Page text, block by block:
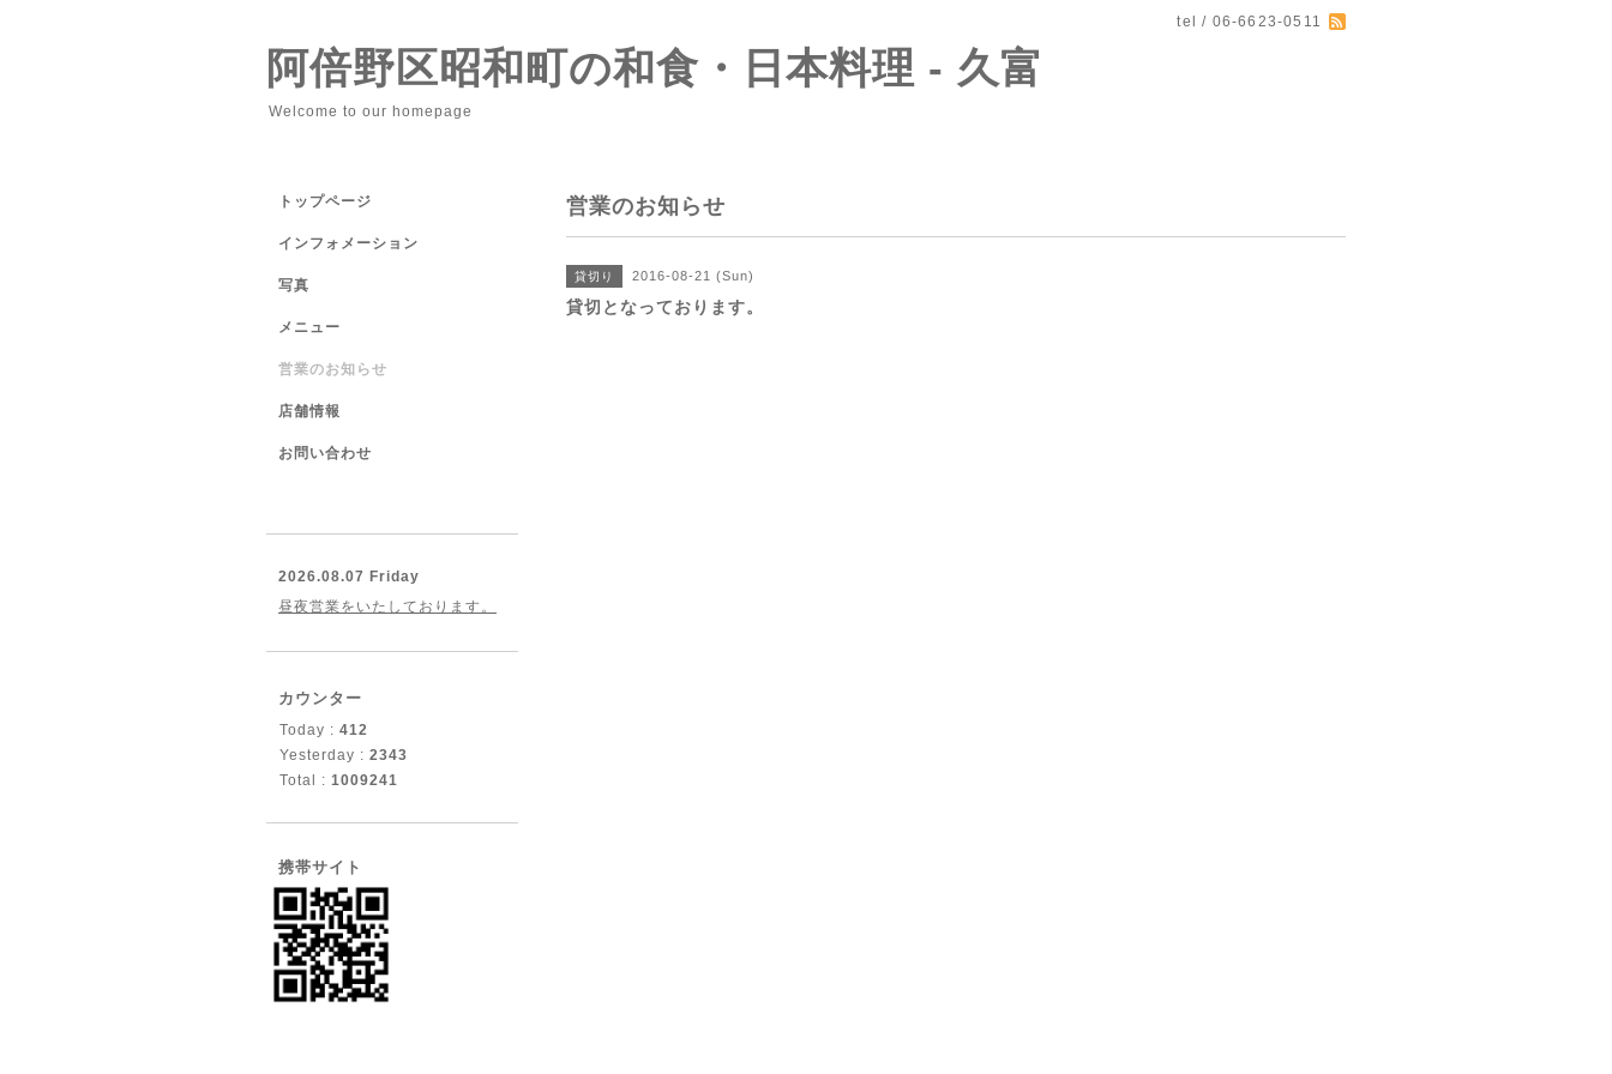
tel / 06-6623-0511
阿倍野区昭和町の和食・日本料理 - 久富
Welcome to our homepage
営業のお知らせ
貸切り 2016-08-21 (Sun)
貸切となっております。
トップページ
インフォメーション
写真
メニュー
営業のお知らせ
店舗情報
お問い合わせ
2026.08.07 Friday
昼夜営業をいたしております。
カウンター
Today : 412
Yesterday : 2343
Total : 1009241
携帯サイト